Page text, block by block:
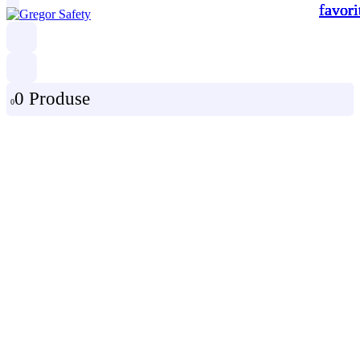
00 Produse